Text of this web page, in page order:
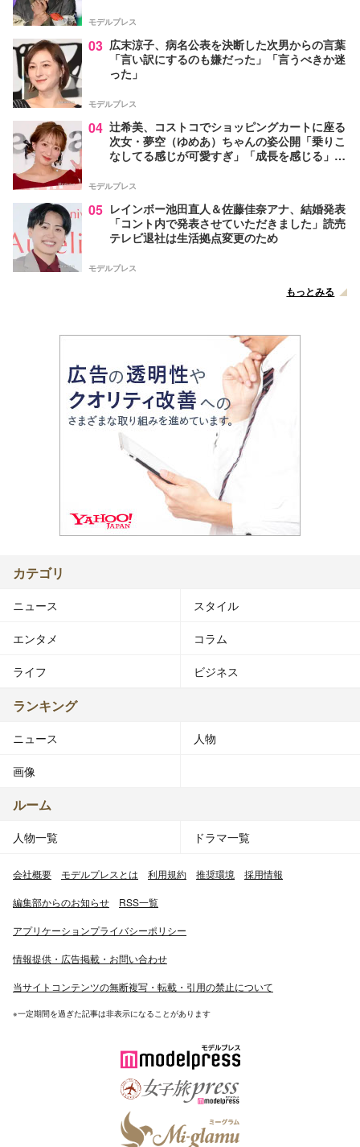
モデルプレス
03 広末涼子、病名公表を決断した次男からの言葉
「言い訳にするのも嫌だった」「言うべきか迷
った」
モデルプレス
04 辻希美、コストコでショッピングカートに座る
次女・夢空（ゆめあ）ちゃんの姿公開「乗りこ
なしてる感じが可愛すぎ」「成長を感じる」の
モデルプレス
05 レインボー池田直人＆佐藤佳奈アナ、結婚発表
「コント内で発表させていただきました」読売
テレビ退社は生活拠点変更のため
モデルプレス
もっとみる
カテゴリ
ニュース スタイル
エンタメ コラム
ライフ ビジネス
ランキング
ニュース 人物
画像
ルーム
人物一覧 ドラマ一覧
会社概要 モデルプレスとは 利用規約 推奨環境 採用情報
編集部からのお知らせ RSS一覧
アプリケーションプライバシーポリシー
情報提供・広告掲載・お問い合わせ
当サイトコンテンツの無断複写・転載・引用の禁止について
※一定期間を過ぎた記事は非表示になることがあります